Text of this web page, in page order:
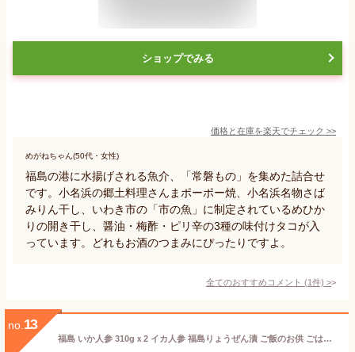
ショップでみる
価格と在庫を楽天でチェック >>
めがねちゃん(50代・女性)
福島の港に水揚げされる魚介、「常磐もの」を集めた詰合せ
です。小名浜の郷土料理さんまポーポー焼、小名浜名物さば
みりん干し、いわき市の「市の魚」に制定されているめひか
りの開き干し、醤油・梅酢・ピリ辛の3種の味付けタコが入
っています。どれもお酒のつまみにぴったりですよ。
全てのおすすめコメント (1件) >
no. 13
福島 いか人参 310gｘ2 イカ人参 福島りょうぜん漬 ご飯のお供 ごはんのお供